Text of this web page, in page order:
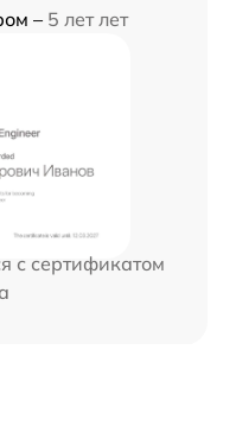
– 5 лет лет
с сертификатом